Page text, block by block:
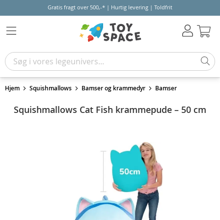
Gratis fragt over 500,-* | Hurtig levering | Toldfrit
Hjem Squishmallows Bamser og krammedyr Bamser
Squishmallows Cat Fish krammepude – 50 cm